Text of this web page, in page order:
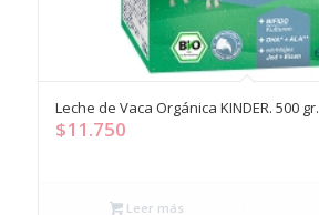
Leche de Vaca Orgánica KINDER. 500 gr.
$11.750
Leer más